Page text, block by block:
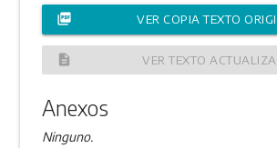
picture_as_pdf VER COPIA TEXTO
description VER TEXTO
Anexos
Ninguno.